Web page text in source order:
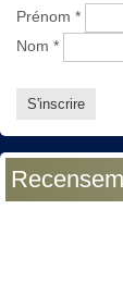
Prénom *
Nom *